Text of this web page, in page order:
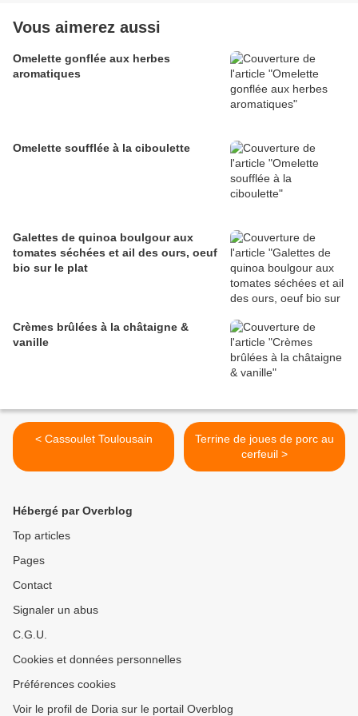
Vous aimerez aussi
Omelette gonflée aux herbes
aromatiques
Omelette soufflée à la ciboulette
Galettes de quinoa boulgour aux
tomates séchées et ail des ours, oeuf
bio sur le plat
Crèmes brûlées à la châtaigne &
vanille
< Cassoulet Toulousain
Terrine de joues de porc au
cerfeuil >
Hébergé par Overblog
Top articles
Pages
Contact
Signaler un abus
C.G.U.
Cookies et données personnelles
Préférences cookies
Voir le profil de Doria sur le portail Overblog